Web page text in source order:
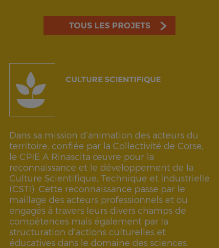
TOUS LES PROJETS
CULTURE SCIENTIFIQUE
Dans sa mission d’animation des acteurs du
territoire, confiée par la Collectivité de Corse,
le CPIE A Rinascita œuvre pour la
reconnaissance et le développement de la
Culture Scientifique, Technique et Industrielle
(CSTI). Cette reconnaissance passe par le
maillage des acteurs professionnels et ou
engagés à travers leurs divers champs de
compétences mais également par la
structuration d’actions culturelles et
éducatives dans le domaine des sciences.